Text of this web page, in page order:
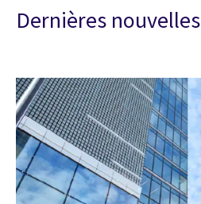
Dernières nouvelles